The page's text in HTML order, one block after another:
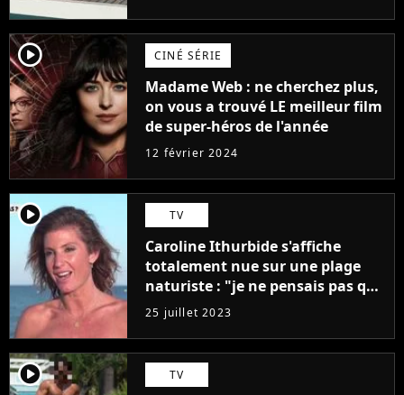
player2 CINÉ SÉRIE
Madame Web : ne cherchez plus,
on vous a trouvé LE meilleur film
de super-héros de l'année
12 février 2024
player2 TV
Caroline Ithurbide s'affiche
totalement nue sur une plage
naturiste : "je ne pensais pas que
j'arriverais à le faire..."
25 juillet 2023
player2 TV